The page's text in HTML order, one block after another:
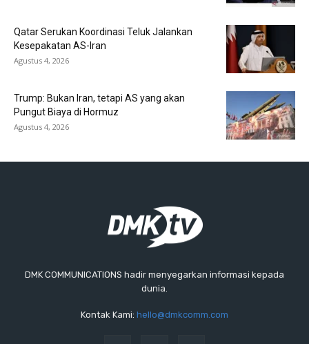
Qatar Serukan Koordinasi Teluk Jalankan
Kesepakatan AS-Iran
Agustus 4, 2026
Trump: Bukan Iran, tetapi AS yang akan
Pungut Biaya di Hormuz
Agustus 4, 2026
DMK COMMUNICATIONS hadir menyegarkan informasi kepada
dunia.
Kontak Kami: hello@dmkcomm.com